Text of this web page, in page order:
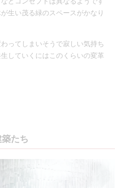
生い茂る緑のスペースがかなり
ってしまいそうで寂しい気持ち
していくにはこのくらいの変革
たち